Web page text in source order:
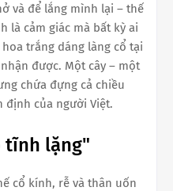
và để lắng mình lại – thế
là cảm giác mà bất kỳ ai
trắng dáng làng cổ tại
được. Một cây – một
chứa đựng cả chiều
định của người Việt.
tĩnh lặng"
cổ kính, rễ và thân uốn